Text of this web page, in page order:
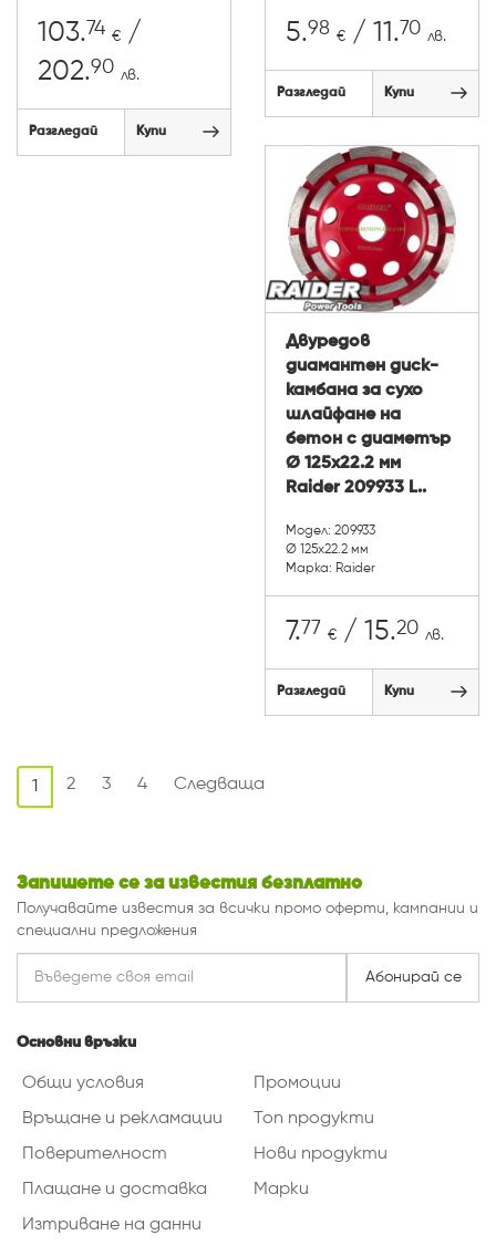
103.74 € /
202.90 лв.
Разгледай Купи
5.98 € / 11.70 лв.
Разгледай Купи
Двуредов
диамантен диск-
камбана за сухо
шлайфане на
бетон с диаметър
Ø 125x22.2 мм
Raider 209933 L..
Модел: 209933
Ø 125x22.2 мм
Марка: Raider
7.77 € / 15.20 лв.
Разгледай Купи
1 2 3 4 Следваща
Запишете се за известия безплатно
Получавайте известия за всички промо оферти, кампании и
специални предложения
Абонирай се
Основни връзки
Общи условия
Връщане и рекламации
Поверителност
Плащане и доставка
Изтриване на данни
Промоции
Топ продукти
Нови продукти
Марки